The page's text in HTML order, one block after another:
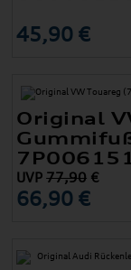
45,90 €
Original
UVP77,90 €
66,90 €